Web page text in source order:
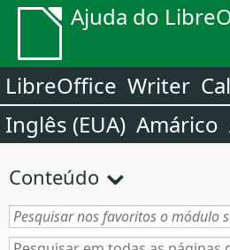
Ajuda do
LibreOffice Writer
Inglês (EUA) Amárico
Conteúdo